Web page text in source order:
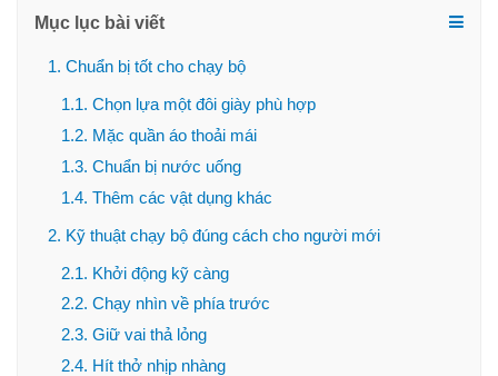
Mục lục bài viết
1. Chuẩn bị tốt cho chạy bộ
1.1. Chọn lựa một đôi giày phù hợp
1.2. Mặc quần áo thoải mái
1.3. Chuẩn bị nước uống
1.4. Thêm các vật dụng khác
2. Kỹ thuật chạy bộ đúng cách cho người mới
2.1. Khởi động kỹ càng
2.2. Chạy nhìn về phía trước
2.3. Giữ vai thả lỏng
2.4. Hít thở nhịp nhàng